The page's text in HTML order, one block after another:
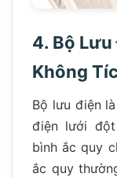
4. Bộ Lưu
Không
Bộ lưu điện
điện lưới
bình ắc quy
ắc quy